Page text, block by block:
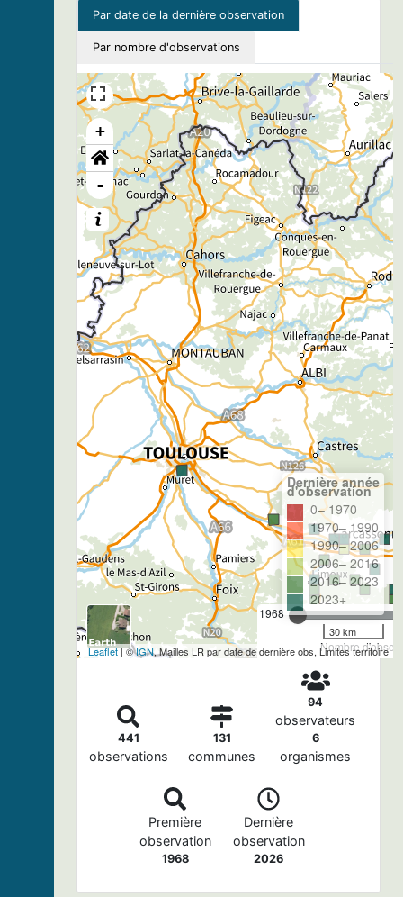
Par date de la dernière observation
Par nombre d'observations
+
-
1968
Nombre
Dernière année
d'observation
0– 1970
1970– 1990
1990– 2006
2006– 2016
2016– 2023
2023+
30 km
Leaflet| ©IGN, Mailles LR par date de dernière obs, Limites territoire
441
observations
131
communes
94
observateurs
6
organismes
Première
observation
1968
Dernière
observation
2026